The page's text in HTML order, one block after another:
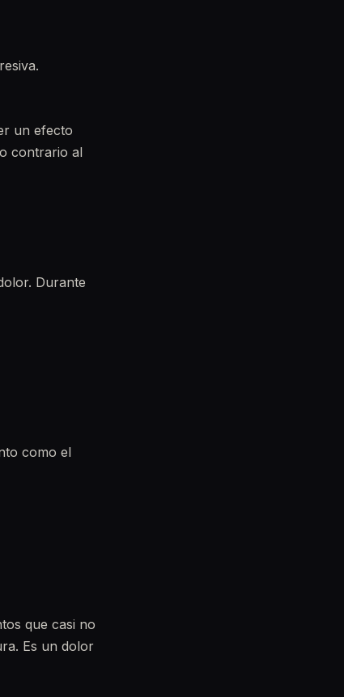
un efecto
contrario al
Durante
como el
que casi no
Es un dolor